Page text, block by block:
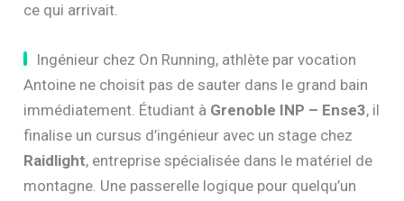
ce qui arrivait.
Ingénieur chez On Running, athlète par vocation
Antoine ne choisit pas de sauter dans le grand bain
immédiatement. Étudiant à Grenoble INP – Ense3, il
finalise un cursus d’ingénieur avec un stage chez
Raidlight, entreprise spécialisée dans le matériel de
montagne. Une passerelle logique pour quelqu’un